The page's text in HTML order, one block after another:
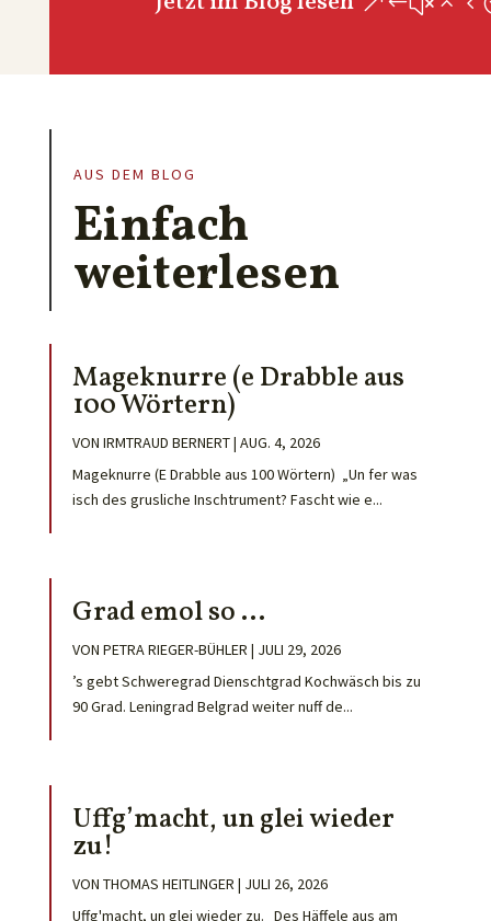
AUS DEM BLOG
Einfach
weiterlesen
Mageknurre (e Drabble aus
100 Wörtern)
VON IRMTRAUD BERNERT| AUG. 4, 2026
Mageknurre (E Drabble aus 100 Wörtern) „Un fer was
isch des grusliche Inschtrument? Fascht wie e...
Grad emol so …
VON PETRA RIEGER-BÜHLER | JULI 29, 2026
’s gebt Schweregrad Dienschtgrad Kochwäsch bis zu
90 Grad. Leningrad Belgrad weiter nuff de...
Uffg’macht, un glei wieder
zu!
VON THOMAS HEITLINGER | JULI 26, 2026
Uffg'macht, un glei wieder zu. Des Häffele aus am